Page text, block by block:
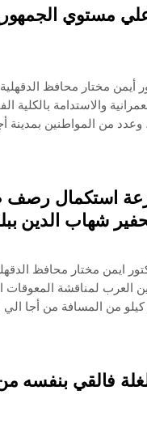
علي مستوي
مختار محافظ
والاستدامة بالكلية
من المواطنين بمدينة
استكمال رصف
شهاب الدين
ايمن مختار محافظ
العرب لمناقشة
فالقي بنفسه